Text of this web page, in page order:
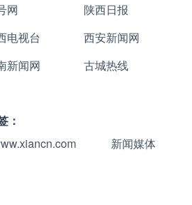
网
陕西日报
电视台
西安新闻网
新闻网
古城热线
：
新闻媒体